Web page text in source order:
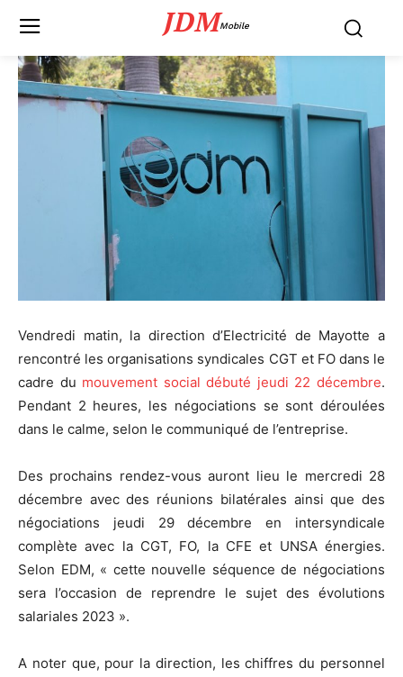
JDMMobile
Vendredi matin, la direction d’Electricité de Mayotte a
rencontré les organisations syndicales CGT et FO dans le
cadre du mouvement social débuté jeudi 22 décembre.
Pendant 2 heures, les négociations se sont déroulées
dans le calme, selon le communiqué de l’entreprise.
Des prochains rendez-vous auront lieu le mercredi 28
décembre avec des réunions bilatérales ainsi que des
négociations jeudi 29 décembre en intersyndicale
complète avec la CGT, FO, la CFE et UNSA énergies.
Selon EDM, « cette nouvelle séquence de négociations
sera l’occasion de reprendre le sujet des évolutions
salariales 2023 ».
A noter que, pour la direction, les chiffres du personnel